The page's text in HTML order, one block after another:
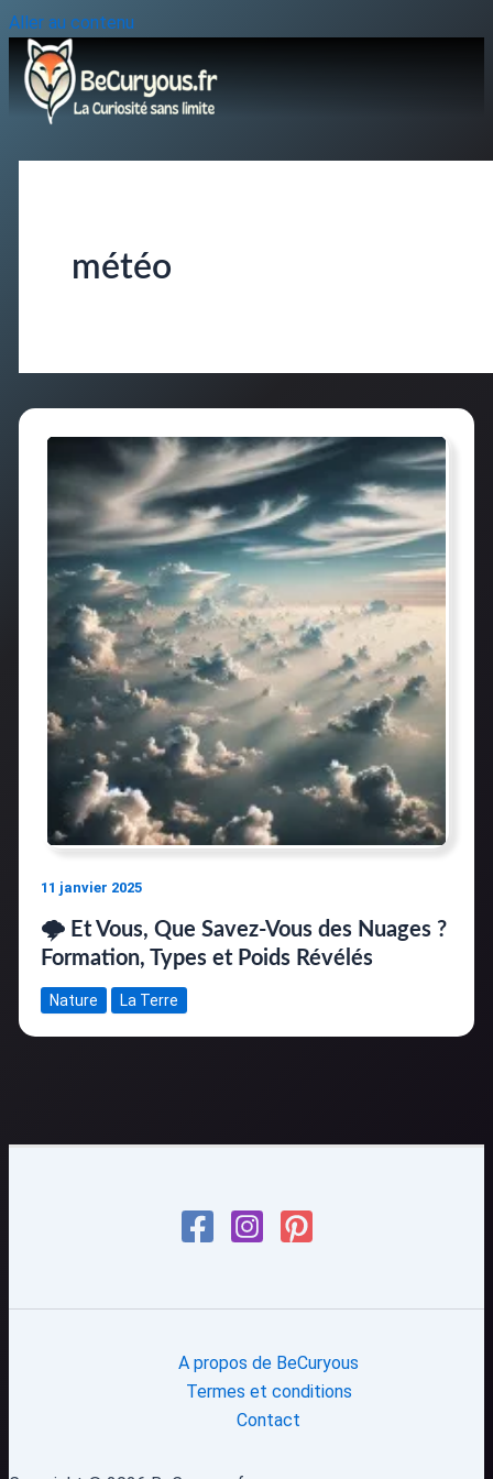
Aller au contenu
météo
11 janvier 2025
🌩️ Et Vous, Que Savez-Vous des Nuages ?
Formation, Types et Poids Révélés
Nature La Terre
A propos de BeCuryous
Termes et conditions
Contact